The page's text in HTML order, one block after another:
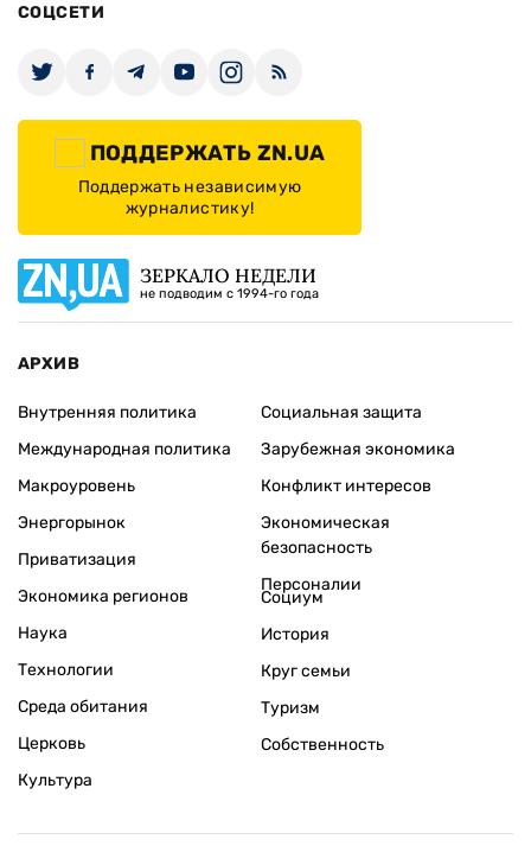
СОЦСЕТИ
ПОДДЕРЖАТЬ ZN.UA
Поддержать независимую
журналистику!
ЗЕРКАЛО НЕДЕЛИ
не подводим с 1994-го года
АРХИВ
Внутренняя политика
Международная политика
Макроуровень
Энергорынок
Приватизация
Экономика регионов
Социальная защита
Зарубежная экономика
Конфликт интересов
Экономическая
безопасность
Персоналии
Наука
Технологии
Среда обитания
Церковь
Культура
Социум
История
Круг семьи
Туризм
Собственность